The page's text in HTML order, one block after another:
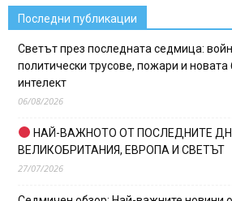
Последни публикации
Светът през последната седмица:
политически трусове, пожари и новата
интелект
06/08/2026
НАЙ-ВАЖНОТО ОТ ПОСЛЕДНИТЕ
ВЕЛИКОБРИТАНИЯ, ЕВРОПА И СВЕТЪТ
27/07/2026